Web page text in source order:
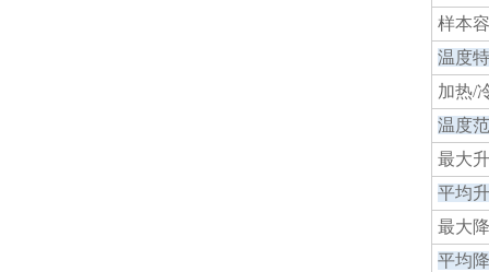
样本
温度
加热/
温度
最大
平均
最大
平均